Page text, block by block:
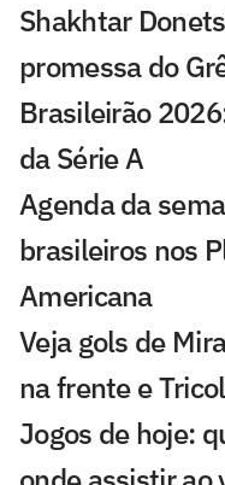
Shakhtar
promessa do
Brasileirão
da Série A
Agenda da
brasileiros nos
Americana
Veja gols de
na frente e
Jogos de hoje: